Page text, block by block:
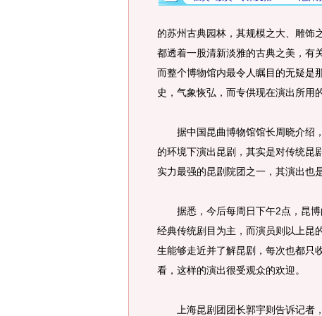
的苏州古典园林，其规模之大、雕饰
都透着一股清新淡雅的古典之美，有
而整个博物馆内最令人瞩目的无疑是
史，气象恢弘，而专供现在演出所用
据中国昆曲博物馆馆长周晓介绍，
的环境下演出昆剧，其实是对传统昆
实力最强的昆剧院团之一，其演出也
据悉，今后每周日下午2点，昆博
经典传统剧目为主，而演员则以上昆
生能够走近并了解昆剧，每次也都只
看，这样的演出很受观众的欢迎。
上海昆剧团团长郭宇则告诉记者，